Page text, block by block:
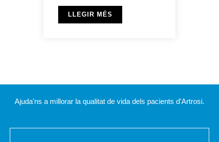
LLEGIR MÉS
Ajuda'ns a millorar la qualitat de vida dels pacients d'Artrosi.